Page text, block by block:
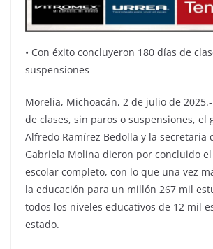
•⁠ ⁠Con éxito concluyeron 180 días de
suspensiones
Morelia, Michoacán, 2 de julio de
de clases, sin paros o suspensiones, el
Alfredo Ramírez Bedolla y la secretaria
Gabriela Molina dieron por concluido
escolar completo, con lo que una vez
la educación para un millón 267 mil
todos los niveles educativos de 12 mil
estado.